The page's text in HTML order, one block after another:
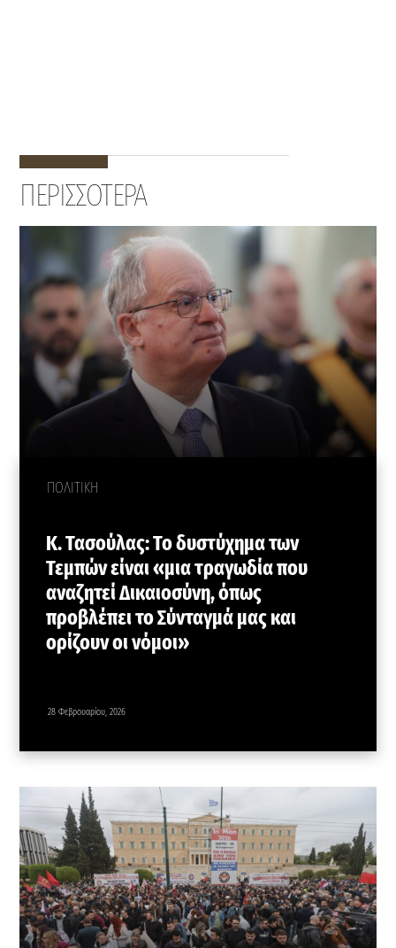
ΠΕΡΙΣΣΟΤΕΡΑ
ΠΟΛΙΤΙΚΗ
Κ. Τασούλας: Το δυστύχημα των
Τεμπών είναι «μια τραγωδία που
αναζητεί Δικαιοσύνη, όπως
προβλέπει το Σύνταγμά μας και
ορίζουν οι νόμοι»
28 Φεβρουαρίου, 2026